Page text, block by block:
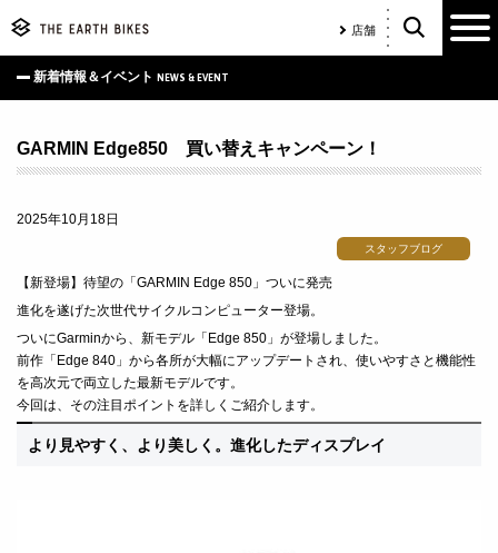
店舗
新着情報＆イベント NEWS & EVENT
GARMIN Edge850 買い替えキャンペーン！
2025年10月18日
スタッフブログ
【新登場】待望の「GARMIN Edge 850」ついに発売
進化を遂げた次世代サイクルコンピューター登場。
ついにGarminから、新モデル「Edge 850」が登場しました。
前作「Edge 840」から各所が大幅にアップデートされ、使いやすさと機能性
を高次元で両立した最新モデルです。
今回は、その注目ポイントを詳しくご紹介します。
より見やすく、より美しく。進化したディスプレイ